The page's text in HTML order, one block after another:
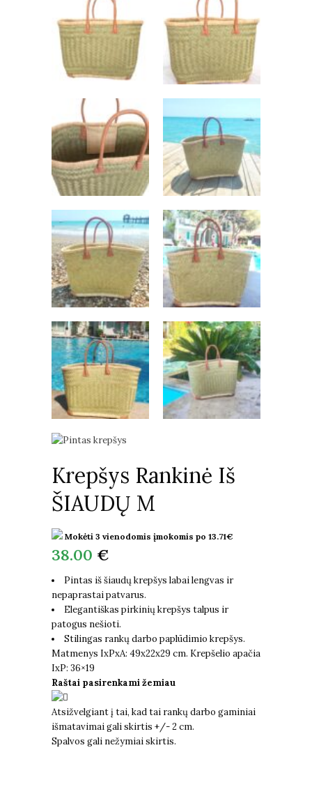
Krepšys Rankinė Iš
ŠIAUDŲ M
Mokėti 3 vienodomis įmokomis po 13.71€
38.00 €
Pintas iš šiaudų krepšys labai lengvas ir
nepaprastai patvarus.
Elegantiškas pirkinių krepšys talpus ir
patogus nešioti.
Stilingas rankų darbo paplūdimio krepšys.
Matmenys IxPxA: 49x22x29 cm. Krepšelio apačia
IxP: 36×19
Raštai pasirenkami žemiau
Atsižvelgiant į tai, kad tai rankų darbo gaminiai
išmatavimai gali skirtis +/- 2 cm.
Spalvos gali nežymiai skirtis.